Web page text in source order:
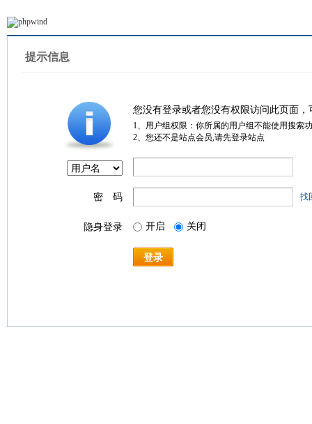
提示信息
您没有登录或者您没有权限访问此页面
1、用户组权限：你所属的用户组不能使用搜索
2、您还不是站点会员,请先登录站点
密 码 找
隐身登录 开启 关闭
登录